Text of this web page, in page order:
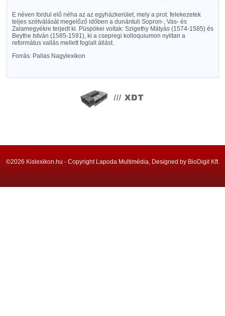
E néven fordul elő néha az az egyházkerület, mely a prot. felekezetek
teljes szétválását megelőző időben a dunántuli Sopron-, Vas- és
Zalamegyékre terjedt ki. Püspökei voltak: Szigethy Mátyás (1574-1585) és
Beythe István (1585-1591), ki a csepregi kolloquiumon nyiltan a
református vallás mellett foglalt állást.
Forrás: Pallas Nagylexikon
©2026 Kislexikon.hu - Copyright Lapoda Multimédia, Designed by BioDigit Kft.